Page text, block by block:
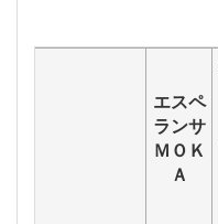
エスペ
ランサ
ＭＯＫ
Ａ